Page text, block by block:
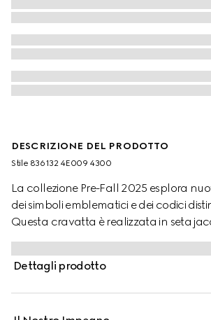
DESCRIZIONE DEL PRODOTTO
Stile ‎836132 4E009 4300
La collezione Pre-Fall 2025 esplora
dei simboli emblematici e dei codici
Questa cravatta è realizzata in seta
GG, che richiama l'inconfondibile
Maison.
Dettagli prodotto